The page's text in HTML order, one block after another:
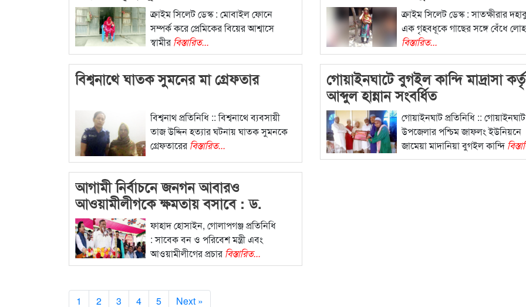
ক্রাইম সিলেট ডেস্ক : মোবাইল ফোনে
সম্পর্ক করে প্রেমিকের বিয়ের আশ্বাসে
স্বামীর বিস্তারিত...
ক্রাইম সিলেট ডেস্ক : সাতক্ষীরার
এক গৃহবধূকে গাছের সঙ্গে বেঁধে
বিস্তারিত...
বিশ্বনাথে ঘাতক সুমনের মা গ্রেফতার
বিশ্বনাথ প্রতিনিধি :: বিশ্বনাথে ব্যবসায়ী
তাজ উদ্দিন হত্যার ঘটনায় ঘাতক সুমনকে
গ্রেফতারের বিস্তারিত...
গোয়াইনঘাটে বুগইল কান্দি মাদ্রাসা
আব্দুল হান্নান সংবর্ধিত
গোয়াইনঘাট প্রতিনিধি :: গোয়াইনঘাট
উপজেলার পশ্চিম জাফলং ইউনিয়নে
জামেয়া মাদানিয়া বুগইল কান্দি
আগামী নির্বাচনে জনগন আবারও
আওয়ামীলীগকে ক্ষমতায় বসাবে : ড.
হাসান মাহমুদ ফাহাদ হোসাইন, গোলাপগঞ্জ প্রতিনিধি
: সাবেক বন ও পরিবেশ মন্ত্রী এবং
আওয়ামীলীগের প্রচার বিস্তারিত...
1 2 3 4 5 Next »